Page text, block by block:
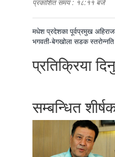
प्रकाशित समय : १८:११ बजे
पछिल्लाे
-
मधेश प्रदेशका पूर्वप्रमुख
अघिल्लाे
भगवती-बेगखोला सडक
प्रतिक्रिया
सम्बन्धित